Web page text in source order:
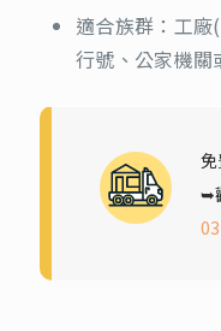
適合族群：工
行號、公家機關
➥